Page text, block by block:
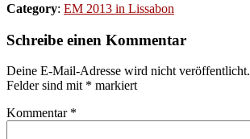
Category: EM 2013 in Lissabon
Schreibe einen Kommentar
Deine E-Mail-Adresse wird nicht veröffentlicht.
Felder sind mit * markiert
Kommentar *